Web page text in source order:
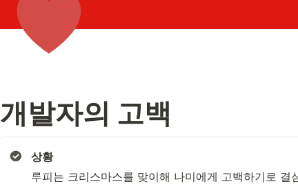
개발자의 고백
상황
루피는 크리스마스를 맞이해 나미에게 고백하기로 결